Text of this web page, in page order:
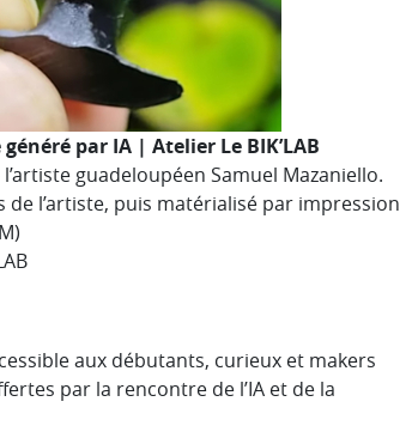
par IA | Atelier Le BIK’LAB
guadeloupéen Samuel Mazaniello.
l’artiste, puis matérialisé par impression
aux débutants, curieux et makers
par la rencontre de l’IA et de la